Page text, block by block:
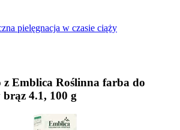
pielęgnacja w czasie ciąży
z Emblica Roślinna farba do
brąz 4.1, 100 g